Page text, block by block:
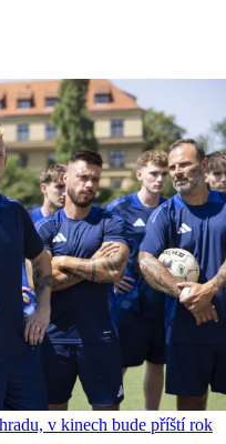
v kinech bude příští rok